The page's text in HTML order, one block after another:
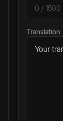
0 / 1500
Translation
Your